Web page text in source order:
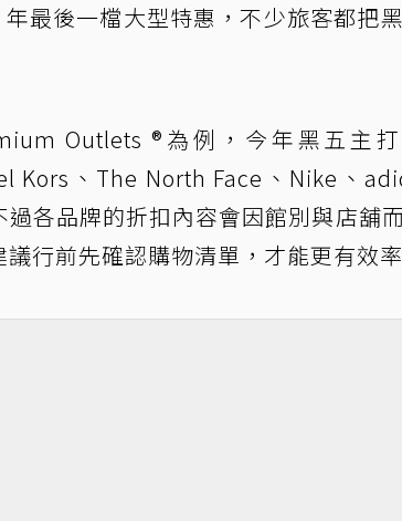
最後一檔大型特惠，不少旅客都把
Outlets ®為例，今年黑五主打
Kors、The North Face、Nike、
各品牌的折扣內容會因館別與店舖
行前先確認購物清單，才能更有效